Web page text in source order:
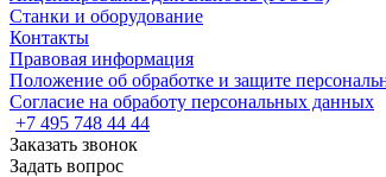
Станки и оборудование
Контакты
Правовая информация
Положение об обработке и защите
Согласие на обработу персональных данных
+7 495 748 44 44
Заказать звонок
Задать вопрос